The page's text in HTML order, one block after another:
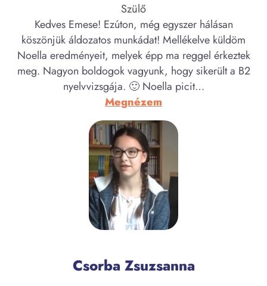
Szülő
Kedves Emese! Ezúton, még egyszer hálásan
köszönjük áldozatos munkádat! Mellékelve küldöm
Noella eredményeit, melyek épp ma reggel érkeztek
meg. Nagyon boldogok vagyunk, hogy sikerült a B2
nyelvvizsgája. 🙂 Noella picit…
Megnézem
Dezamits
Anette
Csorba Zsuzsanna